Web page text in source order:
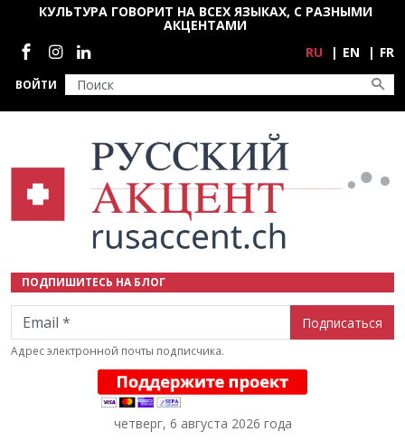
Перейти к основному содержанию
ВОЙТИ
КУЛЬТУРА ГОВОРИТ НА ВСЕХ ЯЗЫКАХ, С РАЗНЫМИ
АКЦЕНТАМИ
Социальные сети
RU EN FR
ПОДПИШИТЕСЬ НА БЛОГ
Email
Адрес электронной почты подписчика.
четверг, 6 августа 2026 года